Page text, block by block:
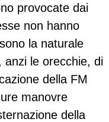
provocate dai
non hanno
la naturale
anzi le orecchie, di
della FM
manovre
della